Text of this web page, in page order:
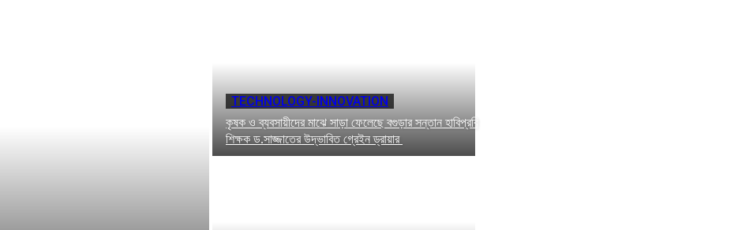
TECHNOLOGY-INNOVATION
কৃষক ও ব্যবসায়ীদের মাঝে সাড়া ফেলেছে বগুড়ার সন্তান হাবিপ্রবি
শিক্ষক ড.সাজ্জাতের উদ্ভাবিত গ্রেইন ড্রায়ার